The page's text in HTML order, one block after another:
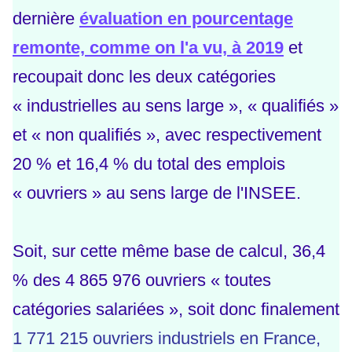
dernière évaluation en pourcentage
remonte, comme on l'a vu, à 2019 et
recoupait donc les deux catégories
« industrielles au sens large », « qualifiés »
et « non qualifiés », avec respectivement
20 % et 16,4 % du total des emplois
« ouvriers » au sens large de l'INSEE.
Soit, sur cette même base de calcul, 36,4
% des 4 865 976 ouvriers « toutes
catégories salariées », soit donc finalement
1 771 215 ouvriers industriels en France,